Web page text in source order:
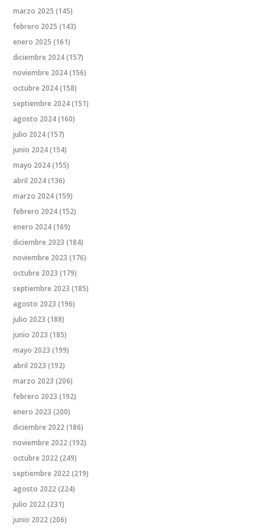
marzo 2025 (145)
febrero 2025 (143)
enero 2025 (161)
diciembre 2024(157)
noviembre 2024(156)
octubre 2024(158)
septiembre 2024(151)
agosto 2024(160)
julio 2024(157)
junio 2024(154)
mayo 2024(155)
abril 2024(136)
marzo 2024(159)
febrero 2024(152)
enero 2024(169)
diciembre 2023 (184)
noviembre 2023 (176)
octubre 2023 (179)
septiembre 2023 (185)
agosto 2023 (196)
julio 2023 (188)
junio 2023 (185)
mayo 2023 (199)
abril 2023 (192)
marzo 2023 (206)
febrero 2023 (192)
enero 2023 (200)
diciembre 2022(186)
noviembre 2022(192)
octubre 2022(249)
septiembre 2022(219)
agosto 2022(224)
julio 2022(231)
junio 2022(206)